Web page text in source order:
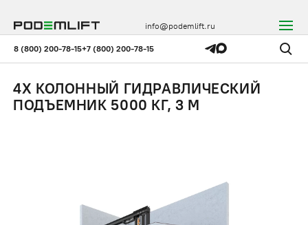
8 (800) 200-78-15+7 (800) 200-78-15
info@podemlift.ru
4Х КОЛОННЫЙ ГИДРАВЛИЧЕСКИЙ
ПОДЪЕМНИК 5000 КГ, 3 М